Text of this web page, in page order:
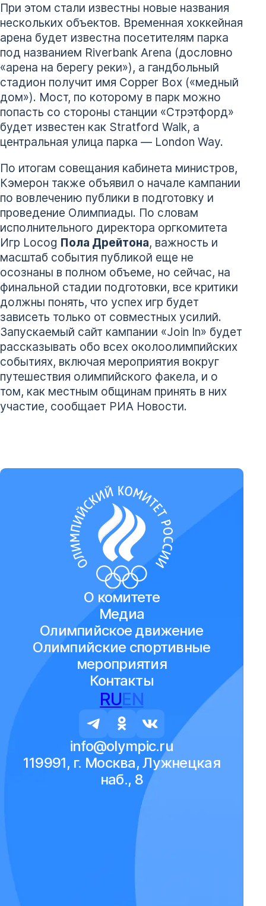
При этом стали известны новые названия
нескольких объектов. Временная хоккейная
арена будет известна посетителям парка
под названием Riverbank Arena (дословно
«арена на берегу реки»), а гандбольный
стадион получит имя Copper Box («медный
дом»). Мост, по которому в парк можно
попасть со стороны станции «Стрэтфорд»
будет известен как Stratford Walk, а
центральная улица парка — London Way.
По итогам совещания кабинета министров,
Кэмерон также объявил о начале кампании
по вовлечению публики в подготовку и
проведение Олимпиады. По словам
исполнительного директора оргкомитета
Игр Locog Пола Дрейтона, важность и
масштаб события публикой еще не
осознаны в полном объеме, но сейчас, на
финальной стадии подготовки, все критики
должны понять, что успех игр будет
зависеть только от совместных усилий.
Запускаемый сайт кампании «Join In» будет
рассказывать обо всех околоолимпийских
событиях, включая мероприятия вокруг
путешествия олимпийского факела, и о
том, как местным общинам принять в них
участие, сообщает РИА Новости.
О комитете
Медиа
Олимпийское движение
Олимпийские спортивные
мероприятия
Контакты
RUEN
info@olympic.ru
119991, г. Москва, Лужнецкая
наб., 8